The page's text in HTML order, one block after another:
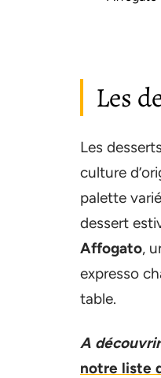
Les
Les
culture
palette
dessert
Affogato,
expresso
table.
A
notre liste